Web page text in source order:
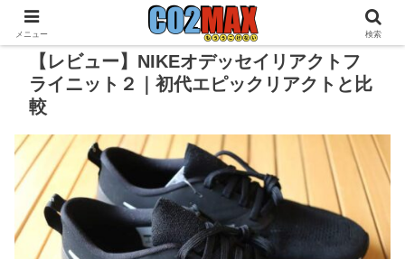
【レビュー】NIKEオデッセイリアクトフ
ライニット２｜初代エピックリアクトと比
較
メニュー 検索